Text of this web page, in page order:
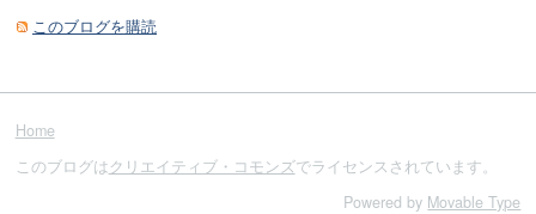
このブログを購読
Home
このブログはクリエイティブ・コモンズでライセンスされています。
Powered by Movable Type